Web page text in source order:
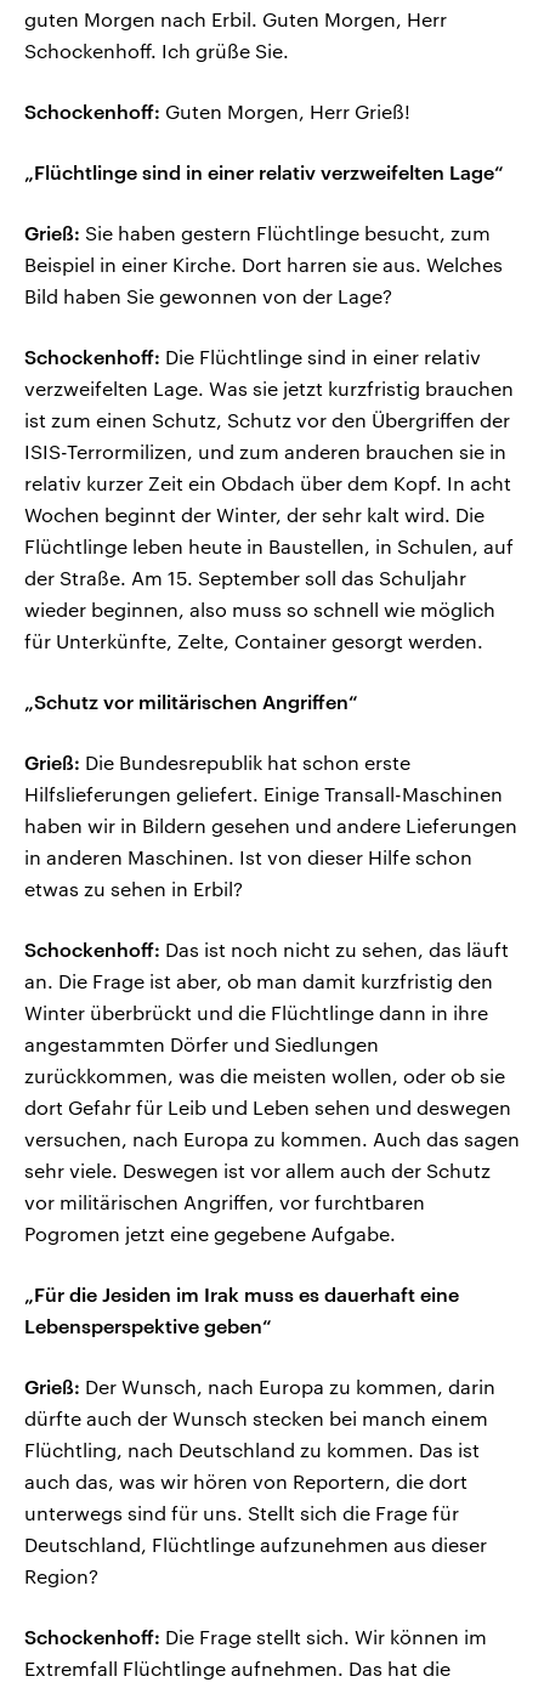
guten Morgen nach Erbil. Guten Morgen, Herr
Schockenhoff. Ich grüße Sie.
Schockenhoff: Guten Morgen, Herr Grieß!
„Flüchtlinge sind in einer relativ verzweifelten Lage“
Grieß: Sie haben gestern Flüchtlinge besucht, zum
Beispiel in einer Kirche. Dort harren sie aus. Welches
Bild haben Sie gewonnen von der Lage?
Schockenhoff: Die Flüchtlinge sind in einer relativ
verzweifelten Lage. Was sie jetzt kurzfristig brauchen
ist zum einen Schutz, Schutz vor den Übergriffen der
ISIS-Terrormilizen, und zum anderen brauchen sie in
relativ kurzer Zeit ein Obdach über dem Kopf. In acht
Wochen beginnt der Winter, der sehr kalt wird. Die
Flüchtlinge leben heute in Baustellen, in Schulen, auf
der Straße. Am 15. September soll das Schuljahr
wieder beginnen, also muss so schnell wie möglich
für Unterkünfte, Zelte, Container gesorgt werden.
„Schutz vor militärischen Angriffen“
Grieß: Die Bundesrepublik hat schon erste
Hilfslieferungen geliefert. Einige Transall-Maschinen
haben wir in Bildern gesehen und andere Lieferungen
in anderen Maschinen. Ist von dieser Hilfe schon
etwas zu sehen in Erbil?
Schockenhoff: Das ist noch nicht zu sehen, das läuft
an. Die Frage ist aber, ob man damit kurzfristig den
Winter überbrückt und die Flüchtlinge dann in ihre
angestammten Dörfer und Siedlungen
zurückkommen, was die meisten wollen, oder ob sie
dort Gefahr für Leib und Leben sehen und deswegen
versuchen, nach Europa zu kommen. Auch das sagen
sehr viele. Deswegen ist vor allem auch der Schutz
vor militärischen Angriffen, vor furchtbaren
Pogromen jetzt eine gegebene Aufgabe.
„Für die Jesiden im Irak muss es dauerhaft eine
Lebensperspektive geben“
Grieß: Der Wunsch, nach Europa zu kommen, darin
dürfte auch der Wunsch stecken bei manch einem
Flüchtling, nach Deutschland zu kommen. Das ist
auch das, was wir hören von Reportern, die dort
unterwegs sind für uns. Stellt sich die Frage für
Deutschland, Flüchtlinge aufzunehmen aus dieser
Region?
Schockenhoff: Die Frage stellt sich. Wir können im
Extremfall Flüchtlinge aufnehmen. Das hat die